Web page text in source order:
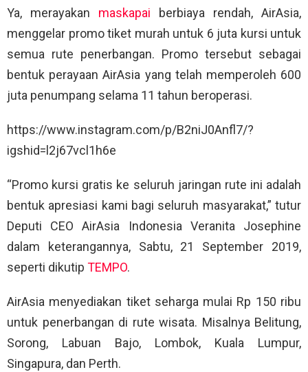
Ya, merayakan maskapai berbiaya rendah, AirAsia,
menggelar promo tiket murah untuk 6 juta kursi untuk
semua rute penerbangan. Promo tersebut sebagai
bentuk perayaan AirAsia yang telah memperoleh 600
juta penumpang selama 11 tahun beroperasi.
https://www.instagram.com/p/B2niJ0Anfl7/?
igshid=l2j67vcl1h6e
“Promo kursi gratis ke seluruh jaringan rute ini adalah
bentuk apresiasi kami bagi seluruh masyarakat,” tutur
Deputi CEO AirAsia Indonesia Veranita Josephine
dalam keterangannya, Sabtu, 21 September 2019,
seperti dikutip TEMPO.
AirAsia menyediakan tiket seharga mulai Rp 150 ribu
untuk penerbangan di rute wisata. Misalnya Belitung,
Sorong, Labuan Bajo, Lombok, Kuala Lumpur,
Singapura, dan Perth.